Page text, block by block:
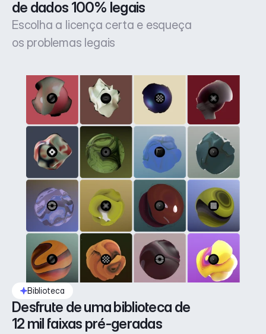
de dados 100% legais
Escolha a licença certa e esqueça
os problemas legais
Biblioteca
Desfrute de uma biblioteca de
12 mil faixas pré-geradas